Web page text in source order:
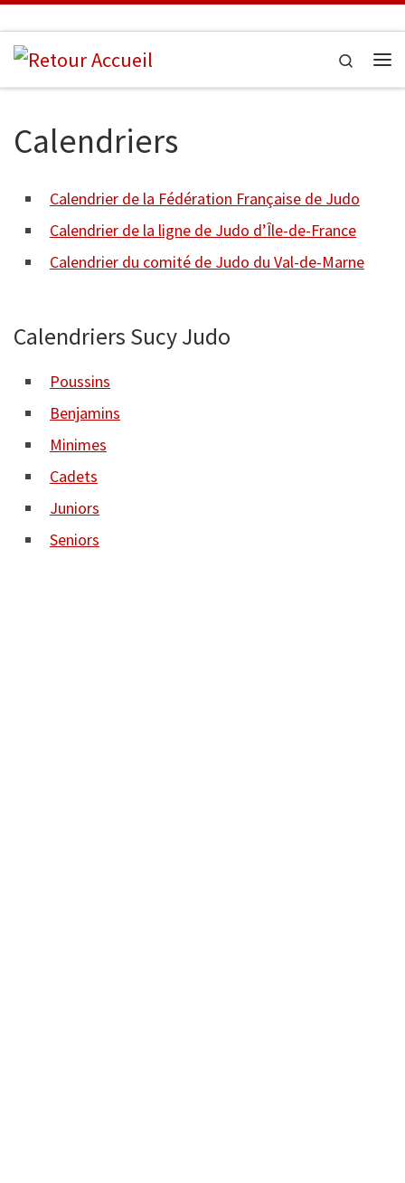
Search
Calendriers
Calendrier de la Fédération Française de Judo
Calendrier de la ligne de Judo d’Île-de-France
Calendrier du comité de Judo du Val-de-Marne
Calendriers Sucy Judo
Poussins
Benjamins
Minimes
Cadets
Juniors
Seniors